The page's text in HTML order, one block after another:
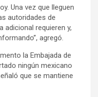
Una vez que lleguen
autoridades de
adicional requieren y,
agregó.
la Embajada de
ningún mexicano
que se mantiene